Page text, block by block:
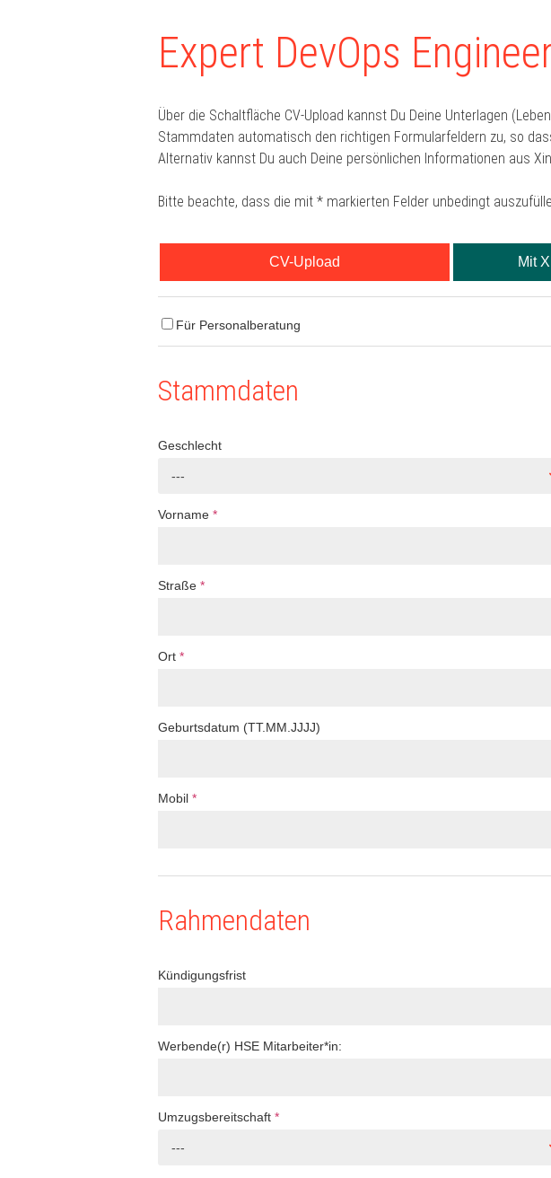
Expert DevOps
Über die Schaltfläche CV-Upload kannst Du Deine Unterlagen
Stammdaten automatisch den richtigen Formularfeldern zu, so
Alternativ kannst Du auch Deine persönlichen Informationen aus
Bitte beachte, dass die mit * markierten Felder unbedingt
CV-Upload Mit
Für Personalberatung
Stammdaten
Geschlecht
---
Vorname *
Straße *
Ort *
Geburtsdatum (TT.MM.JJJJ)
Mobil *
Rahmendaten
Kündigungsfrist
Werbende(r) HSE Mitarbeiter*in:
Umzugsbereitschaft *
---